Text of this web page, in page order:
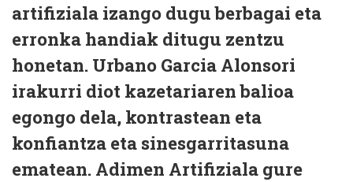
artifiziala izango dugu berbagai eta
erronka handiak ditugu zentzu
honetan. Urbano Garcia Alonsori
irakurri diot kazetariaren balioa
egongo dela, kontrastean eta
konfiantza eta sinesgarritasuna
ematean. Adimen Artifiziala gure